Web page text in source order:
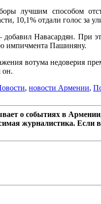
лучшим способом
10,1% отдали голос за
Навасардян. При
импичмента Пашиняну.
вотума недоверия
он.
, новости Армении,
о событиях в
журналистика.